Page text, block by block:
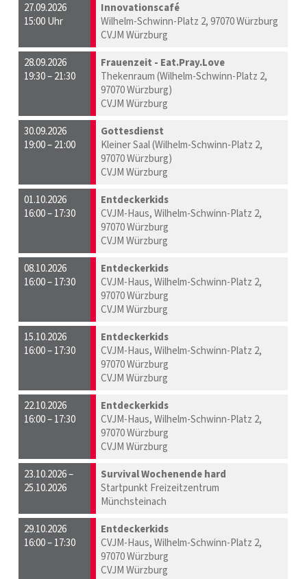
27.09.2026
15:00 Uhr
Innovationscafé
Wilhelm-Schwinn-Platz 2, 97070 Würzburg
CVJM Würzburg
28.09.2026
19:30 – 21:30
Frauenzeit - Eat.Pray.Love
Thekenraum (Wilhelm-Schwinn-Platz 2,
97070 Würzburg)
CVJM Würzburg
30.09.2026
19:00 – 21:00
Gottesdienst
Kleiner Saal (Wilhelm-Schwinn-Platz 2,
97070 Würzburg)
CVJM Würzburg
01.10.2026
16:00 – 17:30
Entdeckerkids
CVJM-Haus, Wilhelm-Schwinn-Platz 2,
97070 Würzburg
CVJM Würzburg
08.10.2026
16:00 – 17:30
Entdeckerkids
CVJM-Haus, Wilhelm-Schwinn-Platz 2,
97070 Würzburg
CVJM Würzburg
15.10.2026
16:00 – 17:30
Entdeckerkids
CVJM-Haus, Wilhelm-Schwinn-Platz 2,
97070 Würzburg
CVJM Würzburg
22.10.2026
16:00 – 17:30
Entdeckerkids
CVJM-Haus, Wilhelm-Schwinn-Platz 2,
97070 Würzburg
CVJM Würzburg
23.10.2026 –
25.10.2026
Survival Wochenende hard
Startpunkt Freizeitzentrum
Münchsteinach
29.10.2026
16:00 – 17:30
Entdeckerkids
CVJM-Haus, Wilhelm-Schwinn-Platz 2,
97070 Würzburg
CVJM Würzburg